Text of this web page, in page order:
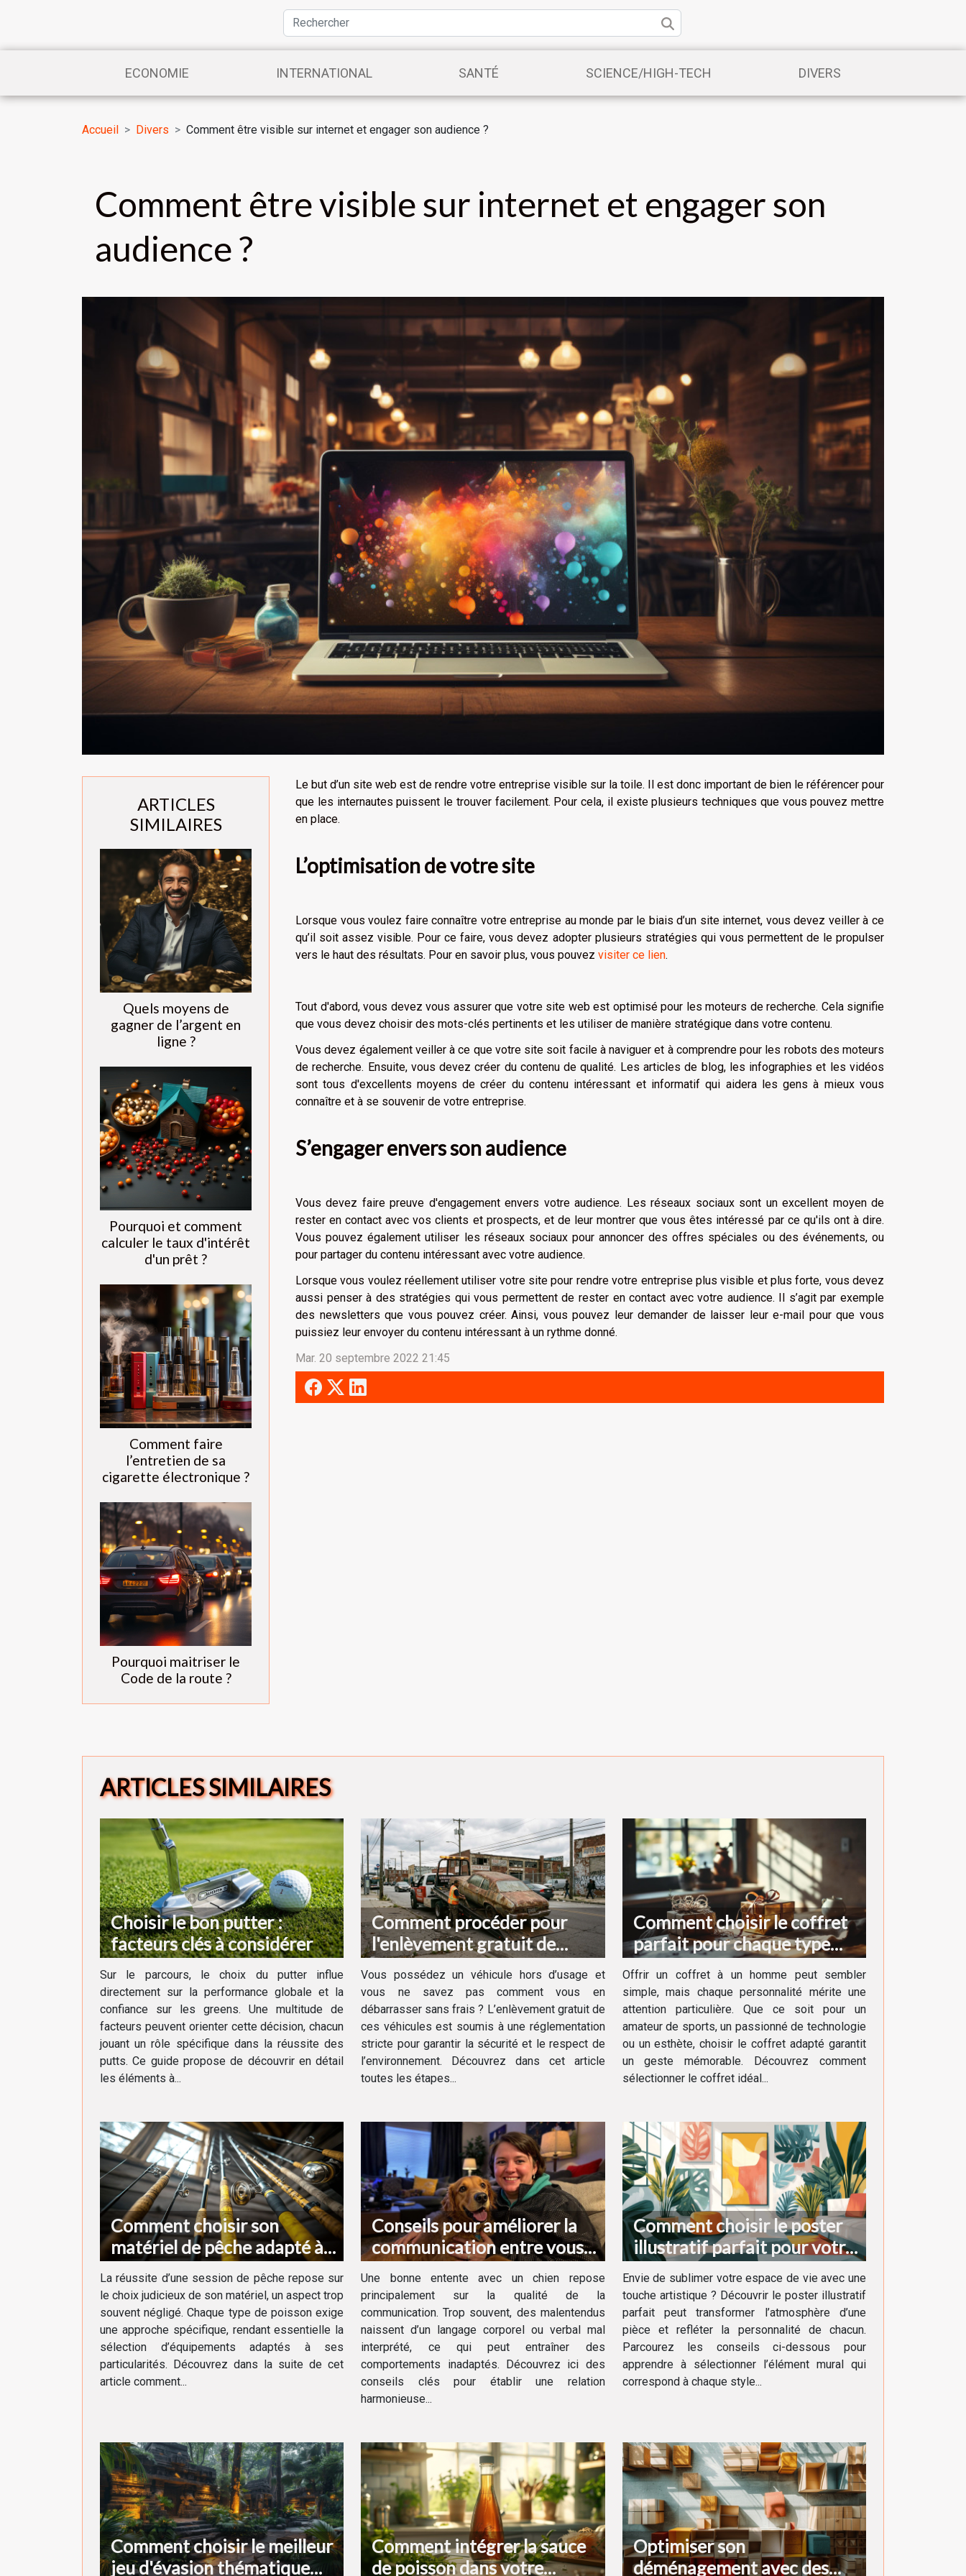
ECONOMIE INTERNATIONAL SANTÉ SCIENCE/HIGH-TECH DIVERS
Accueil Divers Comment être visible sur internet et engager son audience ?
Comment être visible sur internet et engager son
audience ?
ARTICLES
SIMILAIRES
Quels moyens de
gagner de l’argent en
ligne ?
Pourquoi et comment
calculer le taux d'intérêt
d'un prêt ?
Comment faire
l’entretien de sa
cigarette électronique ?
Pourquoi maitriser le
Code de la route ?
Le but d’un site web est de rendre votre entreprise visible sur la toile. Il est donc important de bien le référencer pour
que les internautes puissent le trouver facilement. Pour cela, il existe plusieurs techniques que vous pouvez mettre
en place.
L’optimisation de votre site
Lorsque vous voulez faire connaître votre entreprise au monde par le biais d’un site internet, vous devez veiller à ce
qu’il soit assez visible. Pour ce faire, vous devez adopter plusieurs stratégies qui vous permettent de le propulser
vers le haut des résultats. Pour en savoir plus, vous pouvez visiter ce lien.
Tout d'abord, vous devez vous assurer que votre site web est optimisé pour les moteurs de recherche. Cela signifie
que vous devez choisir des mots-clés pertinents et les utiliser de manière stratégique dans votre contenu.
Vous devez également veiller à ce que votre site soit facile à naviguer et à comprendre pour les robots des moteurs
de recherche. Ensuite, vous devez créer du contenu de qualité. Les articles de blog, les infographies et les vidéos
sont tous d'excellents moyens de créer du contenu intéressant et informatif qui aidera les gens à mieux vous
connaître et à se souvenir de votre entreprise.
S’engager envers son audience
Vous devez faire preuve d'engagement envers votre audience. Les réseaux sociaux sont un excellent moyen de
rester en contact avec vos clients et prospects, et de leur montrer que vous êtes intéressé par ce qu'ils ont à dire.
Vous pouvez également utiliser les réseaux sociaux pour annoncer des offres spéciales ou des événements, ou
pour partager du contenu intéressant avec votre audience.
Lorsque vous voulez réellement utiliser votre site pour rendre votre entreprise plus visible et plus forte, vous devez
aussi penser à des stratégies qui vous permettent de rester en contact avec votre audience. Il s’agit par exemple
des newsletters que vous pouvez créer. Ainsi, vous pouvez leur demander de laisser leur e-mail pour que vous
puissiez leur envoyer du contenu intéressant à un rythme donné.
Mar. 20 septembre 2022 21:45
ARTICLES SIMILAIRES
Choisir le bon putter :
facteurs clés à considérer
Sur le parcours, le choix du putter influe
directement sur la performance globale et la
confiance sur les greens. Une multitude de
facteurs peuvent orienter cette décision, chacun
jouant un rôle spécifique dans la réussite des
putts. Ce guide propose de découvrir en détail
les éléments à...
Comment procéder pour
l'enlèvement gratuit de
votre véhicule hors d'usage ?
Vous possédez un véhicule hors d’usage et
vous ne savez pas comment vous en
débarrasser sans frais ? L’enlèvement gratuit de
ces véhicules est soumis à une réglementation
stricte pour garantir la sécurité et le respect de
l’environnement. Découvrez dans cet article
toutes les étapes...
Comment choisir le coffret
parfait pour chaque type
d'homme ?
Offrir un coffret à un homme peut sembler
simple, mais chaque personnalité mérite une
attention particulière. Que ce soit pour un
amateur de sports, un passionné de technologie
ou un esthète, choisir le coffret adapté garantit
un geste mémorable. Découvrez comment
sélectionner le coffret idéal...
Comment choisir son
matériel de pêche adapté à
chaque type de poisson
La réussite d’une session de pêche repose sur
le choix judicieux de son matériel, un aspect trop
souvent négligé. Chaque type de poisson exige
une approche spécifique, rendant essentielle la
sélection d’équipements adaptés à ses
particularités. Découvrez dans la suite de cet
article comment...
Conseils pour améliorer la
communication entre vous
et votre chien
Une bonne entente avec un chien repose
principalement sur la qualité de la
communication. Trop souvent, des malentendus
naissent d’un langage corporel ou verbal mal
interprété, ce qui peut entraîner des
comportements inadaptés. Découvrez ici des
conseils clés pour établir une relation
harmonieuse...
Comment choisir le poster
illustratif parfait pour votre
décoration intérieure
Envie de sublimer votre espace de vie avec une
touche artistique ? Découvrir le poster illustratif
parfait peut transformer l’atmosphère d’une
pièce et refléter la personnalité de chacun.
Parcourez les conseils ci-dessous pour
apprendre à sélectionner l’élément mural qui
correspond à chaque style...
Comment choisir le meilleur
jeu d'évasion thématique
Comment intégrer la sauce
de poisson dans votre
Optimiser son
déménagement avec des